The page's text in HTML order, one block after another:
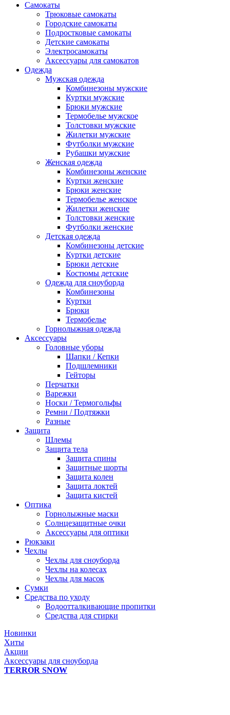
Самокаты
Трюковые самокаты
Городские самокаты
Подростковые самокаты
Детские самокаты
Электросамокаты
Аксессуары для самокатов
Одежда
Мужская одежда
Комбинезоны мужские
Куртки мужские
Брюки мужские
Термобелье мужское
Толстовки мужские
Жилетки мужские
Футболки мужские
Рубашки мужские
Женская одежда
Комбинезоны женские
Куртки женские
Брюки женские
Термобелье женское
Жилетки женские
Толстовки женские
Футболки женские
Детская одежда
Комбинезоны детские
Куртки детские
Брюки детские
Костюмы детские
Одежда для сноуборда
Комбинезоны
Куртки
Брюки
Термобелье
Горнолыжная одежда
Аксессуары
Головные уборы
Шапки / Кепки
Подшлемники
Гейторы
Перчатки
Варежки
Носки / Термогольфы
Ремни / Подтяжки
Разные
Защита
Шлемы
Защита тела
Защита спины
Защитные шорты
Защита колен
Защита локтей
Защита кистей
Оптика
Горнолыжные маски
Солнцезащитные очки
Аксессуары для оптики
Рюкзаки
Чехлы
Чехлы для сноуборда
Чехлы на колесах
Чехлы для масок
Сумки
Средства по уходу
Водоотталкивающие пропитки
Средства для стирки
Новинки
Хиты
Акции
Аксессуары для сноуборда
TERROR SNOW